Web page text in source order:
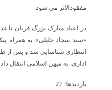
مفقودالاثر مى شود.
«سید سجاد خلیلى» به همراه
انتظارى شناسایى شد و پس از
ادارى، به میهن اسلامى انتقال
بازدیدها: 27